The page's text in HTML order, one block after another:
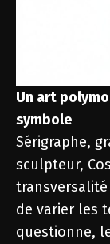
Un art
symbole
Sérigraphe,
sculpteur,
de varier les
questionne,